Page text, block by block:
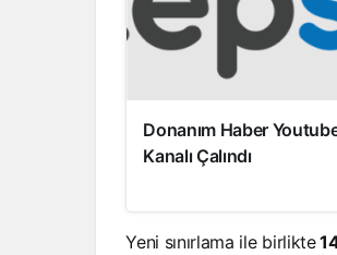
Donanım Haber
Kanalı Çalındı
Yeni sınırlama ile birlikte